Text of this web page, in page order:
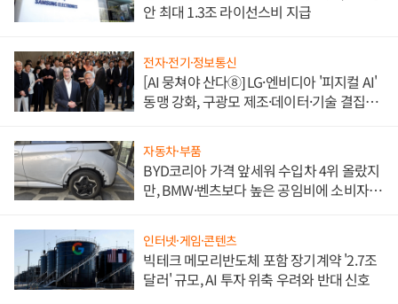
안 최대 1.3조 라이선스비 지급
전자·전기·정보통신
[AI 뭉쳐야 산다⑧] LG·엔비디아 '피지컬 AI'
동맹 강화, 구광모 제조·데이터·기술 결집
자동차·부품
BYD코리아 가격 앞세워 수입차 4위 올랐지
만, BMW·벤츠보다 높은 공임비에 소비자
인터넷·게임·콘텐츠
빅테크 메모리반도체 포함 장기계약 '2.7조
달러' 규모, AI 투자 위축 우려와 반대 신호